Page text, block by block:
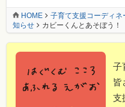
HOME 子育て支援コーディネ
知らせ
カビーくんとあそぼう！
子
皆
支